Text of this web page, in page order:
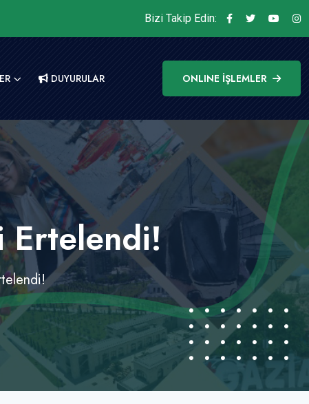
Bizi Takip Edin:
DUYURULAR ONLINE İŞLEMLER
Ertelendi!